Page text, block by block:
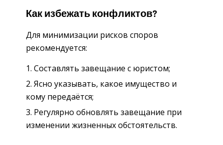
Как избежать конфликтов?
Для минимизации рисков споров
рекомендуется:
Составлять завещание с юристом;
Ясно указывать, какое имущество и
кому передаётся;
Регулярно обновлять завещание при
изменении жизненных обстоятельств.